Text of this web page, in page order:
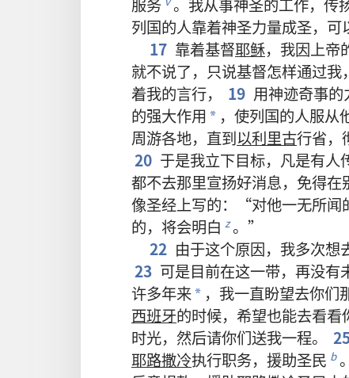
服务 。 我从事神圣的工作， 传
列国的人靠着神圣力量成圣， 可
17 靠着基督耶稣， 我因上帝
就不说了， 只说基督怎样通过我，
着我的言行， 19 用神迹奇事的
的强大作用 * ， 使列国的人服从
周游各地， 直到以利里古行省，
20 于是我立下目标， 凡是有人
都不去那里宣扬好消息， 免得在
像圣经上写的：“对他一无所闻
的， 将会明白 z 。”
22 由于这个原因， 我多次想
23 可是目前在这一带， 再没有
许多年来* ， 我一直盼望去你们
西班牙的时候， 希望也能去看看
时光， 然后请你们送我一程。
耶路撒冷执行职务， 援助圣民 b 。